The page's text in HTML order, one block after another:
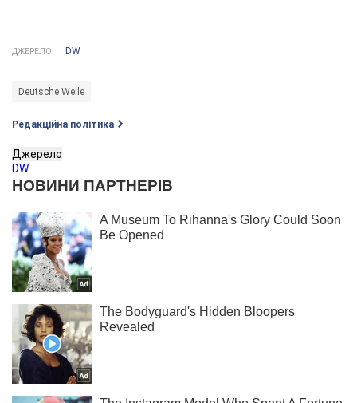
ДЖЕРЕЛО: DW
Deutsche Welle
Редакційна політика
Джерело
DW